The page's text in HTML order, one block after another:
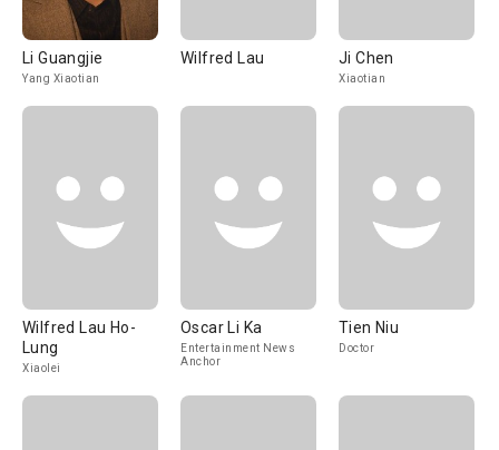
Li Guangjie
Yang Xiaotian
Wilfred Lau Ji Chen
Xiaotian
Wilfred Lau Ho-
Lung
Xiaolei
Oscar Li Ka
Entertainment News
Anchor
Tien Niu
Doctor